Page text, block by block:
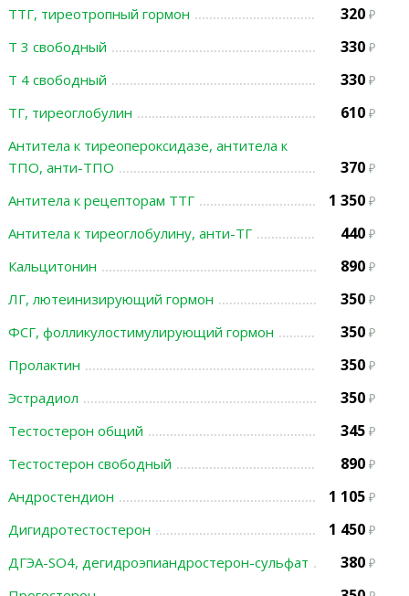
ТТГ, тиреотропный гормон 320
Т 3 свободный 330
Т 4 свободный 330
ТГ, тиреоглобулин 610
Антитела к тиреопероксидазе, антитела к
ТПО, анти-ТПО
370
Антитела к рецепторам ТТГ 1 350
Антитела к тиреоглобулину, анти-ТГ 440
Кальцитонин 890
ЛГ, лютеинизирующий гормон 350
ФСГ, фолликулостимулирующий гормон 350
Пролактин 350
Эстрадиол 350
Тестостерон общий 345
Тестостерон свободный 890
Андростендион 1 105
Дигидротестостерон 1 450
ДГЭА-SO4, дегидроэпиандростерон-сульфат 380